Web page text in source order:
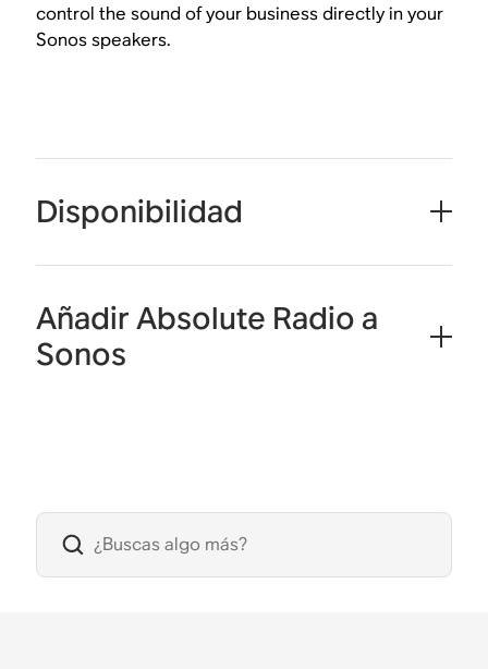
control the sound of your business directly in your
Sonos speakers.
Disponibilidad
Añadir Absolute Radio a
Sonos